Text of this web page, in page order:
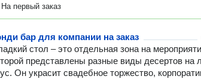
На первый заказ
бар для компании на заказ
стол – это отдельная зона на
представлены разные виды десертов на
Он украсит свадебное торжество,